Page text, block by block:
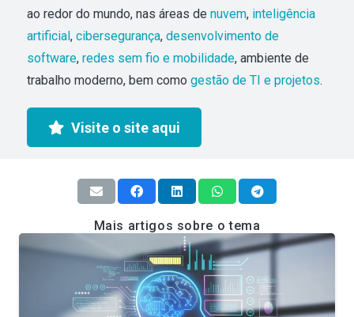
ao redor do mundo, nas áreas de nuvem, inteligência
artificial, cibersegurança, desenvolvimento de
software, redes sem fio e mobilidade, ambiente de
trabalho moderno, bem como gestão de TI e projetos.
Visite o site aqui
Mais artigos sobre o tema